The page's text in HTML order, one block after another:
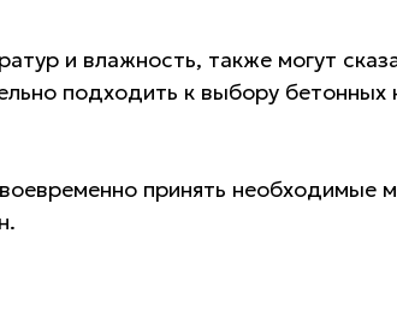
и влажность, также могут
подходить к выбору бетонных
принять